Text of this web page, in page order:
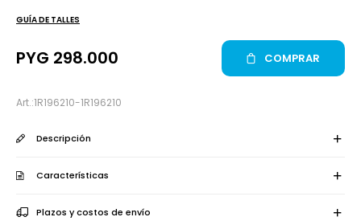
1R196210-1R196210
GUÍA DE TALLES
PYG 298.000 COMPRAR
Descripción
Características
Plazos y costos de envío